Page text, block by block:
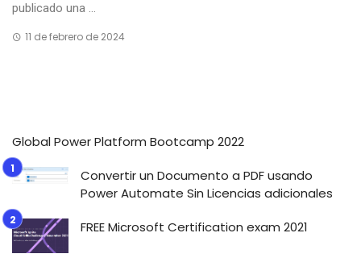
publicado una ...
11 de febrero de 2024
Global Power Platform Bootcamp 2022
Convertir un Documento a PDF usando
Power Automate Sin Licencias adicionales
FREE Microsoft Certification exam 2021